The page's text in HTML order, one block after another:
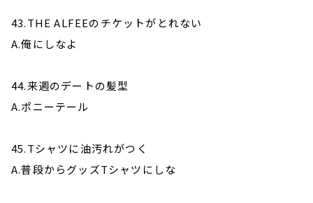
43.THE ALFEEのチケットがとれない
A.俺にしなよ
44.来週のデートの髪型
A.ポニーテール
45.Tシャツに油汚れがつく
A.普段からグッズTシャツにしな